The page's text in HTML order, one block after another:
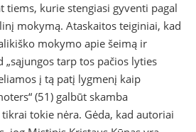
tiems, kurie stengiasi gyventi pagal
mokymą. Ataskaitos teiginiai, kad
mokymo apie šeimą ir
„sąjungos tarp tos pačios lyties
į tą patį lygmenį kaip
(51) galbūt skamba
tokie nėra. Gėda, kad autoriai